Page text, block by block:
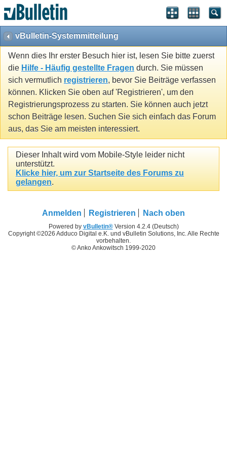
vBulletin-Systemmitteilung
Wenn dies Ihr erster Besuch hier ist, lesen Sie bitte zuerst
die Hilfe - Häufig gestellte Fragen durch. Sie müssen
sich vermutlich registrieren, bevor Sie Beiträge verfassen
können. Klicken Sie oben auf 'Registrieren', um den
Registrierungsprozess zu starten. Sie können auch jetzt
schon Beiträge lesen. Suchen Sie sich einfach das Forum
aus, das Sie am meisten interessiert.
Dieser Inhalt wird vom Mobile-Style leider nicht
unterstützt.
Klicke hier, um zur Startseite des Forums zu
gelangen.
Anmelden Registrieren Nach oben
Powered by vBulletin®Version 4.2.4 (Deutsch)
Copyright ©2026 Adduco Digital e.K. und vBulletin Solutions, Inc. Alle Rechte
vorbehalten.
© Anko Ankowitsch 1999-2020